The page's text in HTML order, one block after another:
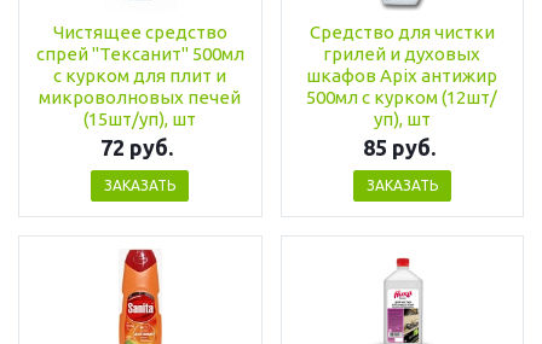
Чистящее средство
спрей "Тексанит" 500мл
с курком для плит и
микроволновых печей
(15шт/уп), шт
72 руб.
ЗАКАЗАТЬ
Средство для чистки
грилей и духовых
шкафов Apix антижир
500мл с курком (12шт/
уп), шт
85 руб.
ЗАКАЗАТЬ